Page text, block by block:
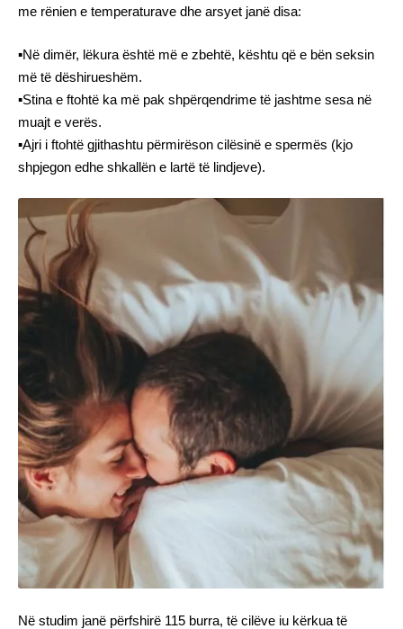
me rënien e temperaturave dhe arsyet janë disa:
▪Në dimër, lëkura është më e zbehtë, kështu që e bën seksin
më të dëshirueshëm.
▪Stina e ftohtë ka më pak shpërqendrime të jashtme sesa në
muajt e verës.
▪Ajri i ftohtë gjithashtu përmirëson cilësinë e spermës (kjo
shpjegon edhe shkallën e lartë të lindjeve).
Në studim janë përfshirë 115 burra, të cilëve iu kërkua të